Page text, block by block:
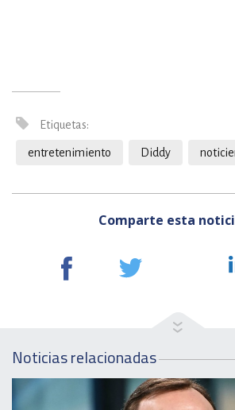
Etiquetas:
entretenimiento Diddy
Comparte esta
Noticias relacionadas